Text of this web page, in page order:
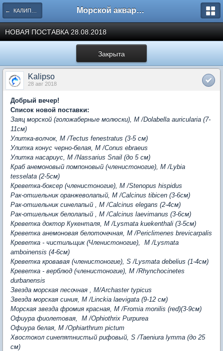
← КАЛИПСО - Морские гидробионты. Морской аквариум. Форумы ReefCentral.ru
НОВАЯ ПОСТАВКА 28.08.2018
Закрыта
Kalipso
28 авг 2018
Добрый вечер!
Список новой поставки:
Заяц морской (голожаберные молюски), M /Dolabella auricularia (7-
11см)
Улитка-волчок, M /Tectus fenestratus (3-5 см)
Улитка конус черно-белая, M /Conus ebraeus
Улитка насариус, M /Nassarius Snail (до 5 см)
Краб анемоновый помпоновый (членистоногие), М /Lybia
tesselata (2-5см)
Креветка-боксер (членистоногие), М /Stenopus hispidus
Рак-отшельник оранжеволапый, М /Calcinus tibicen (3-6см)
Рак-отшельник синелапый , М /Calcinus elegans (2-4см)
Рак-отшельник белолапый , М /Calcinus laevimanus (3-6см)
Креветка доктор Кукенталя, M /Lysmata kuekenthali (3-5см)
Креветка анемоновая белоточечная, М /Periclimenes brevicarpalis
Креветка - чистильщик (Членистоногие), М /Lysmata
amboinensis (4-6см)
Креветка кровавая (членистоногие), S /Lysmata debelius (1-4см)
Креветка - верблюд (членистоногие), М /Rhynchocinetes
durbanensis
Звезда морская песочная , М/Archaster typicus
Звезда морская синия, М /Linckia laevigata (9-12 см)
Морская звезда фромия красная, М /Fromia monilis (red)(3-9см)
Офиура фиолетовая, М /Ophiothrix Purpurea
Офиура белая, М /Ophiarthrum pictum
Хвостокол синепятнистый рифовый, S /Taeniura lymma (до 25
см)